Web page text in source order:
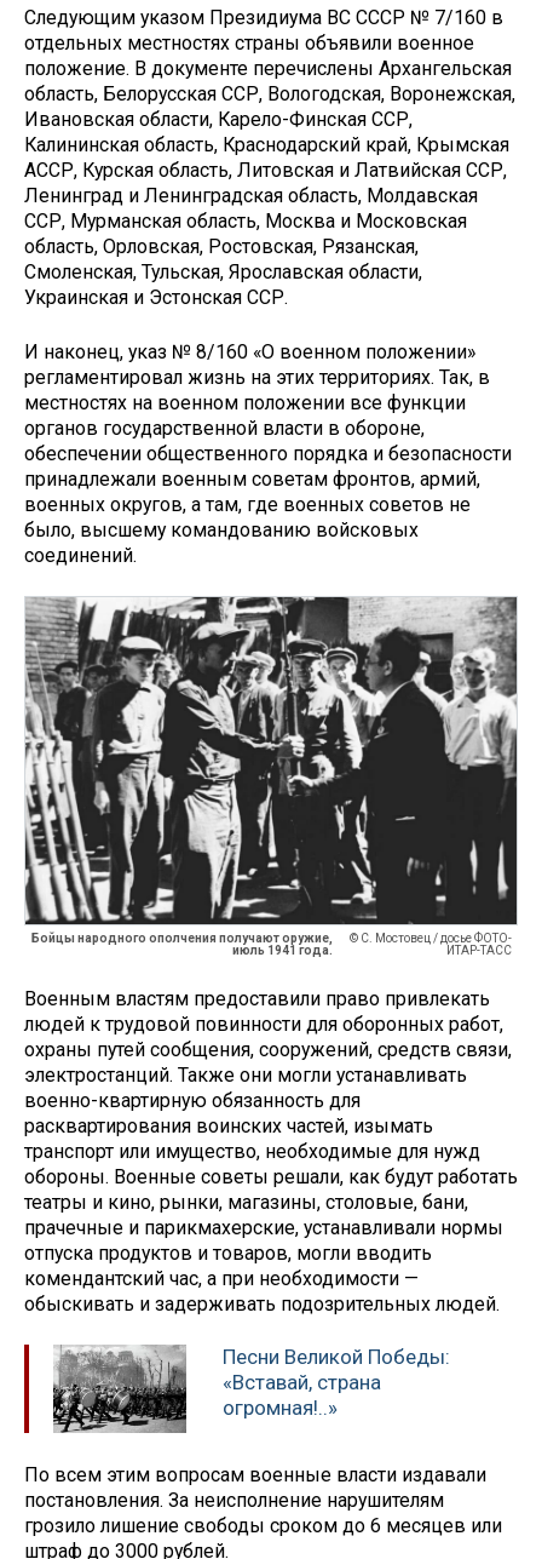
Следующим указом Президиума ВС СССР № 7/160 в
отдельных местностях страны объявили военное
положение. В документе перечислены Архангельская
область, Белорусская ССР, Вологодская, Воронежская,
Ивановская области, Карело-Финская ССР,
Калининская область, Краснодарский край, Крымская
АССР, Курская область, Литовская и Латвийская ССР,
Ленинград и Ленинградская область, Молдавская
ССР, Мурманская область, Москва и Московская
область, Орловская, Ростовская, Рязанская,
Смоленская, Тульская, Ярославская области,
Украинская и Эстонская ССР.
И наконец, указ № 8/160 «О военном положении»
регламентировал жизнь на этих территориях. Так, в
местностях на военном положении все функции
органов государственной власти в обороне,
обеспечении общественного порядка и безопасности
принадлежали военным советам фронтов, армий,
военных округов, а там, где военных советов не
было, высшему командованию войсковых
соединений.
Бойцы народного ополчения получают оружие,
июль 1941 года.
© С. Мостовец / досье ФОТО-
ИТАР-ТАСС
Военным властям предоставили право привлекать
людей к трудовой повинности для оборонных работ,
охраны путей сообщения, сооружений, средств связи,
электростанций. Также они могли устанавливать
военно-квартирную обязанность для
расквартирования воинских частей, изымать
транспорт или имущество, необходимые для нужд
обороны. Военные советы решали, как будут работать
театры и кино, рынки, магазины, столовые, бани,
прачечные и парикмахерские, устанавливали нормы
отпуска продуктов и товаров, могли вводить
комендантский час, а при необходимости —
обыскивать и задерживать подозрительных людей.
Песни Великой Победы:
«Вставай, страна
огромная!..»
По всем этим вопросам военные власти издавали
постановления. За неисполнение нарушителям
грозило лишение свободы сроком до 6 месяцев или
штраф до 3000 рублей.